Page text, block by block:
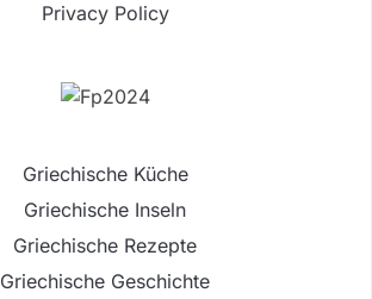
Privacy Policy
Griechische Küche
Griechische Inseln
Griechische Rezepte
Griechische Geschichte